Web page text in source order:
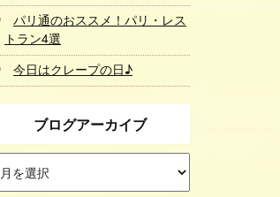
パリ通のおススメ！パリ・レス
トラン4選
今日はクレープの日♪
ブログアーカイブ